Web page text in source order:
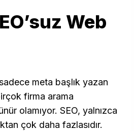
Web
meta başlık yazan
firma arama
olamıyor. SEO, yalnızca
çok daha fazlasıdır.